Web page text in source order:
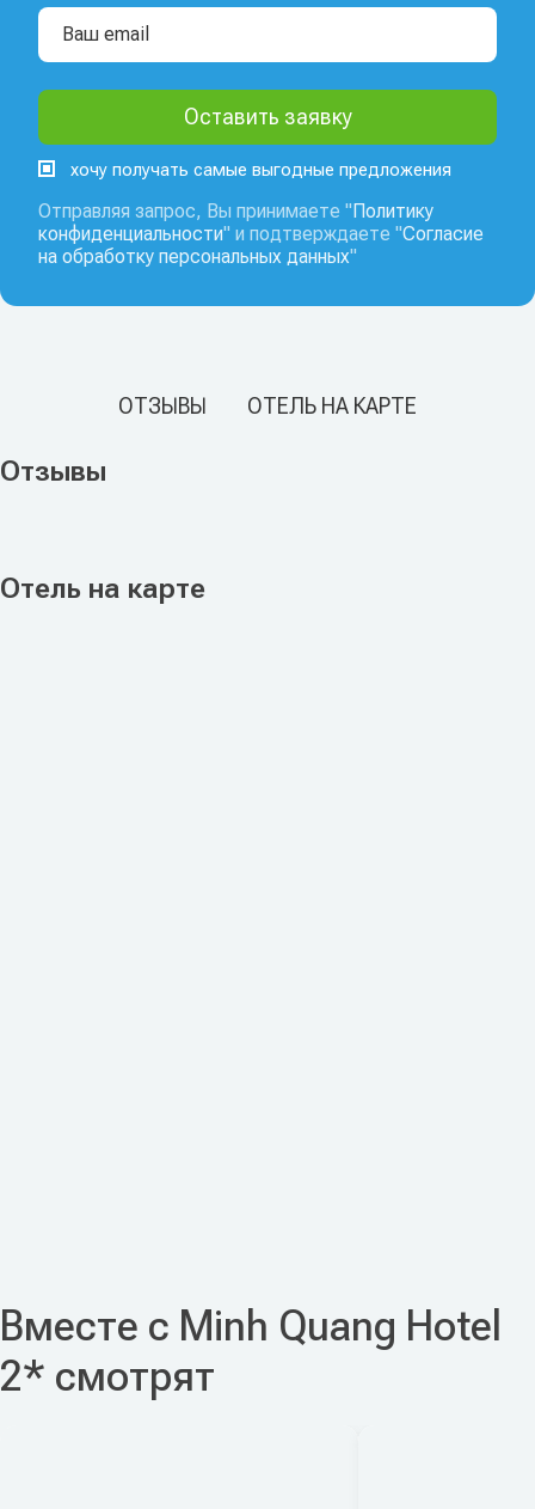
хочу получать самые выгодные предложения
Отправляя запрос, Вы принимаете " Политику
конфиденциальности" и подтверждаете "Согласие
на обработку персональных данных"
ОТЗЫВЫ ОТЕЛЬ НА КАРТЕ
Отзывы
Отель на карте
Вместе с Minh Quang Hotel
2* смотрят